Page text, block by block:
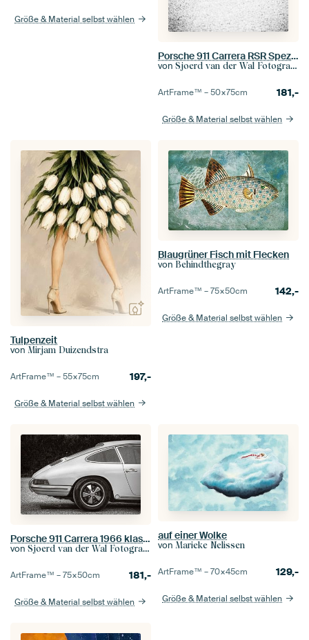
Größe & Material selbst wählen
Porsche 911 Carrera RSR Spezifikation 1972 klassischer Rennwagen Frontansicht
von Sjoerd van der Wal Fotografie
ArtFrame™ –50×75cm 181,-
Größe & Material selbst wählen
Tulpenzeit
von Mirjam Duizendstra
ArtFrame™ –55×75cm 197,-
Größe & Material selbst wählen
Blaugrüner Fisch mit Flecken
von Behindthegray
ArtFrame™ –75×50cm 142,-
Größe & Material selbst wählen
Porsche 911 Carrera 1966 klassischer Sportwagen
von Sjoerd van der Wal Fotografie
ArtFrame™ –75×50cm 181,-
Größe & Material selbst wählen
auf einer Wolke
von Marieke Nelissen
ArtFrame™ –70×45cm 129,-
Größe & Material selbst wählen